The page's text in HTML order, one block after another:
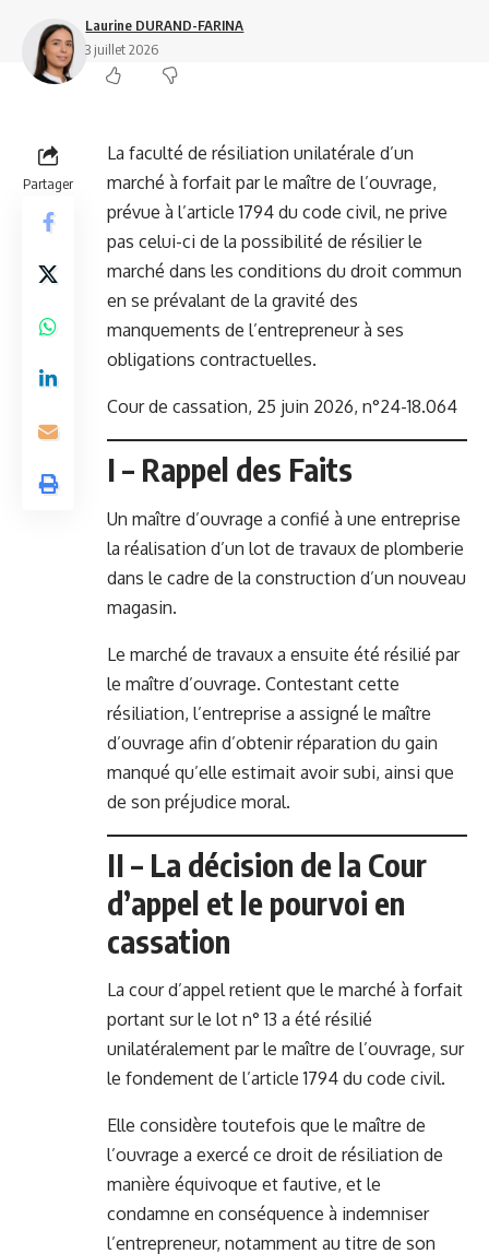
Laurine DURAND-FARINA
3 juillet 2026
Partager
La faculté de résiliation unilatérale d’un
marché à forfait par le maître de l’ouvrage,
prévue à l’article 1794 du code civil, ne prive
pas celui-ci de la possibilité de résilier le
marché dans les conditions du droit commun
en se prévalant de la gravité des
manquements de l’entrepreneur à ses
obligations contractuelles.
Cour de cassation, 25 juin 2026, n°24-18.064
I – Rappel des Faits
Un maître d’ouvrage a confié à une entreprise
la réalisation d’un lot de travaux de plomberie
dans le cadre de la construction d’un nouveau
magasin.
Le marché de travaux a ensuite été résilié par
le maître d’ouvrage. Contestant cette
résiliation, l’entreprise a assigné le maître
d’ouvrage afin d’obtenir réparation du gain
manqué qu’elle estimait avoir subi, ainsi que
de son préjudice moral.
II – La décision de la Cour
d’appel et le pourvoi en
cassation
La cour d’appel retient que le marché à forfait
portant sur le lot n° 13 a été résilié
unilatéralement par le maître de l’ouvrage, sur
le fondement de l’article 1794 du code civil.
Elle considère toutefois que le maître de
l’ouvrage a exercé ce droit de résiliation de
manière équivoque et fautive, et le
condamne en conséquence à indemniser
l’entrepreneur, notamment au titre de son